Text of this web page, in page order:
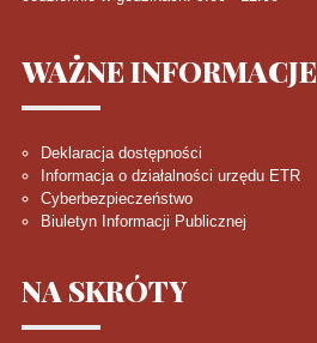
WAŻNEINFORMACJE
Deklaracja dostępności
Informacja o działalności urzędu ETR
Cyberbezpieczeństwo
Biuletyn Informacji Publicznej
NA SKRÓTY